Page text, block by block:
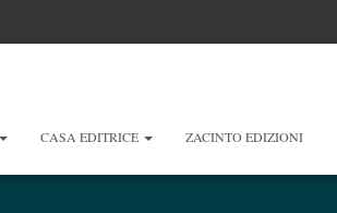
CASA EDITRICE ZACINTO EDIZIONI